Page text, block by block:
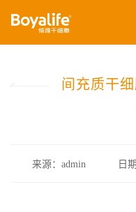
首页 什么是干细胞
间充质干细胞——未来医学新
间充质干
来源：admin 日